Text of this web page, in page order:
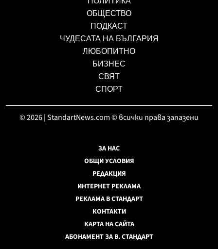
ОБЩЕСТВО
ПОДКАСТ
ЧУДЕСАТА НА БЪЛГАРИЯ
ЛЮБОПИТНО
БИЗНЕС
СВЯТ
СПОРТ
© 2026 | StandartNews.com © всички права запазени
ЗА НАС
ОБЩИ УСЛОВИЯ
РЕДАКЦИЯ
ИНТЕРНЕТ РЕКЛАМА
РЕКЛАМА В СТАНДАРТ
КОНТАКТИ
КАРТА НА САЙТА
АБОНАМЕНТ ЗА В. СТАНДАРТ